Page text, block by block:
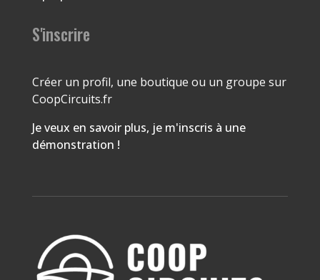
S'inscrire
Créer un profil, une boutique ou un groupe sur
CoopCircuits.fr
Je veux en savoir plus, je m'inscris à une
démonstration !